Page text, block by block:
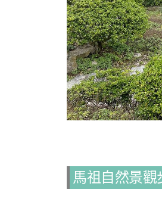
馬祖自然景觀